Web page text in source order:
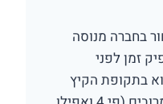
בחברה מנוסה
זמן לפני
בתקופת הקיץ